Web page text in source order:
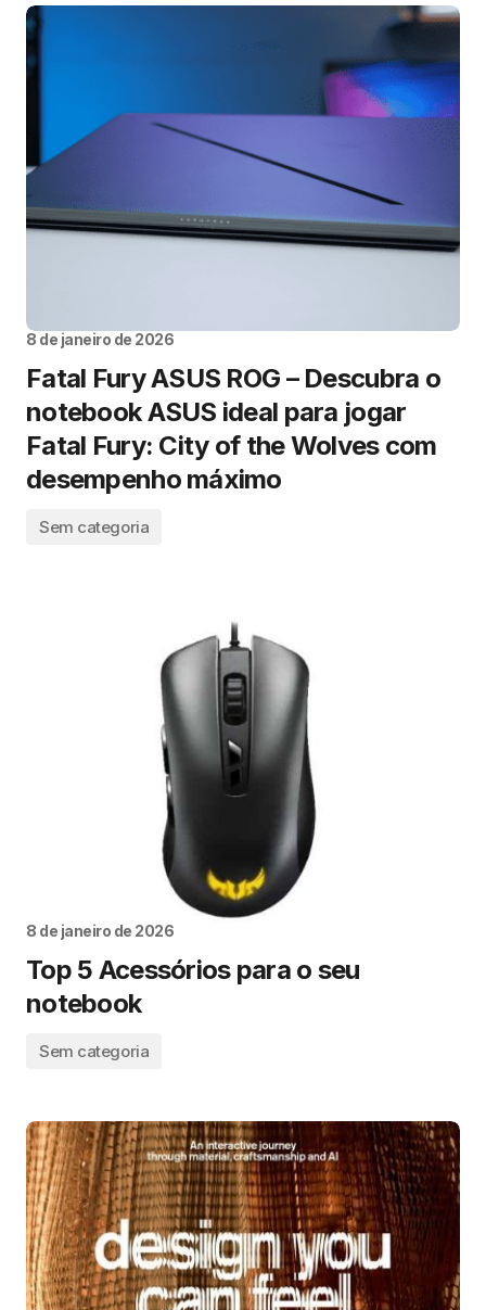
8 de janeiro de 2026
Fatal Fury ASUS ROG – Descubra o
notebook ASUS ideal para jogar
Fatal Fury: City of the Wolves com
desempenho máximo
Sem categoria
8 de janeiro de 2026
Top 5 Acessórios para o seu
notebook
Sem categoria